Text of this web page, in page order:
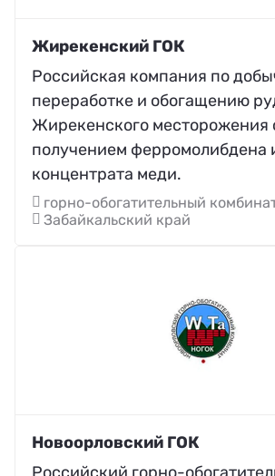
Жирекенский ГОК
Российская компания по
переработке и обогащению
Жирекенского месторожения
получением ферромолибдена
концентрата меди.
горно-обогатительный
Забайкальский край
Новоорловский ГОК